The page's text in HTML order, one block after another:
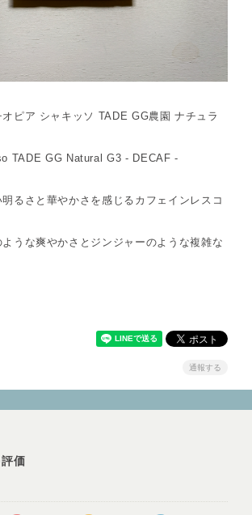
オピア シャキッソ TADE GG農園 ナチュラ
TADE GG Natural G3 - DECAF -
るさと華やかさを感じるカフェインレスコ
うな爽やかさとジンジャーのような複雑な
通報する
価